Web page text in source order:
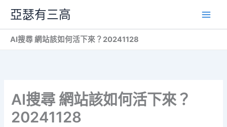
主
亞瑟有三高
AI搜尋 網站該如何活下來？20241128
AI搜尋 網站該如何活下來？
20241128